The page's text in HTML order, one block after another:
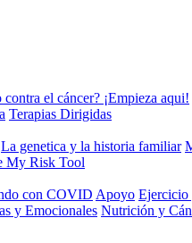
contra el cáncer? ¡Empieza aqui!
Terapias Dirigidas
La genetica y la historia familiar
My Risk Tool
con COVID Apoyo Ejercicio
y Emocionales Nutrición y